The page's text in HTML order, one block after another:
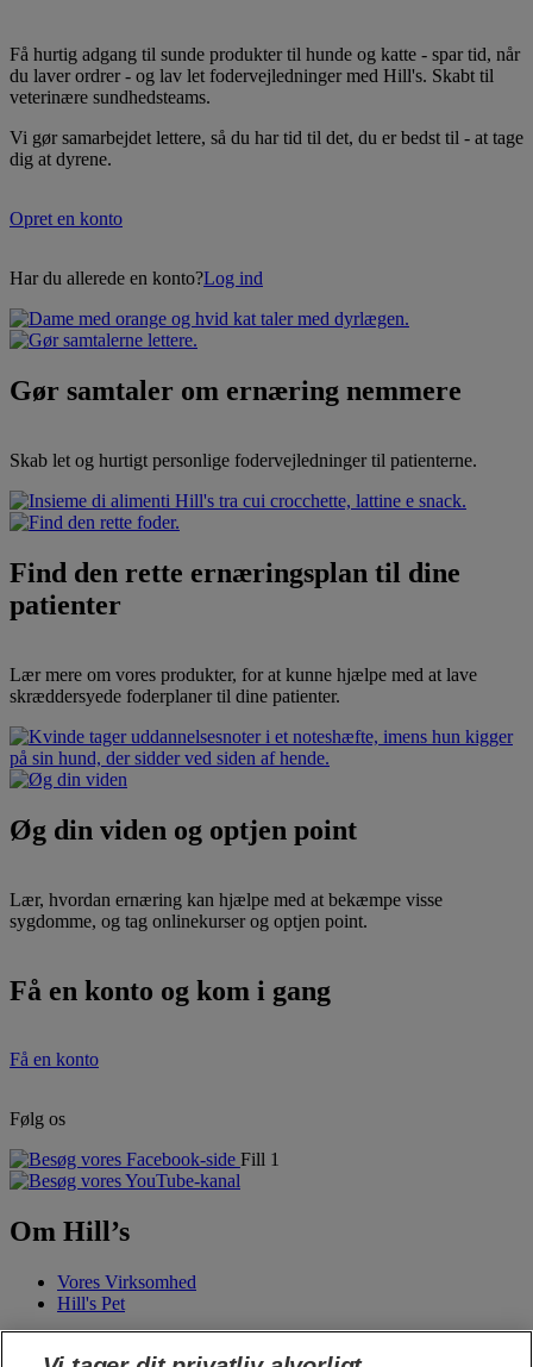
Få hurtig adgang til sunde produkter til hunde og katte - spar tid, når
du laver ordrer - og lav let fodervejledninger med Hill's. Skabt til
veterinære sundhedsteams.
Vi gør samarbejdet lettere, så du har tid til det, du er bedst til - at tage
dig at dyrene.
Opret en konto
Har du allerede en konto?Log ind
Gør samtaler om ernæring nemmere
Skab let og hurtigt personlige fodervejledninger til patienterne.
Find den rette ernæringsplan til dine
patienter
Lær mere om vores produkter, for at kunne hjælpe med at lave
skræddersyede foderplaner til dine patienter.
Øg din viden og optjen point
Lær, hvordan ernæring kan hjælpe med at bekæmpe visse
sygdomme, og tag onlinekurser og optjen point.
Få en konto og kom i gang
Få en konto
Følg os
Fill 1
Om Hill’s
Vores Virksomhed
Hill's Pet